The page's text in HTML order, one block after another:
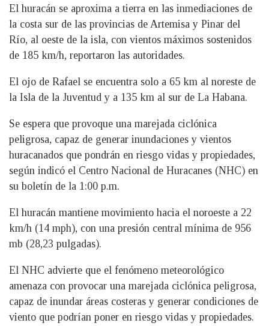
El huracán se aproxima a tierra en las inmediaciones de
la costa sur de las provincias de Artemisa y Pinar del
Río, al oeste de la isla, con vientos máximos sostenidos
de 185 km/h, reportaron las autoridades.
El ojo de Rafael se encuentra solo a 65 km al noreste de
la Isla de la Juventud y a 135 km al sur de La Habana.
Se espera que provoque una marejada ciclónica
peligrosa, capaz de generar inundaciones y vientos
huracanados que pondrán en riesgo vidas y propiedades,
según indicó el Centro Nacional de Huracanes (NHC) en
su boletín de la 1:00 p.m.
El huracán mantiene movimiento hacia el noroeste a 22
km/h (14 mph), con una presión central mínima de 956
mb (28,23 pulgadas).
El NHC advierte que el fenómeno meteorológico
amenaza con provocar una marejada ciclónica peligrosa,
capaz de inundar áreas costeras y generar condiciones de
viento que podrían poner en riesgo vidas y propiedades.